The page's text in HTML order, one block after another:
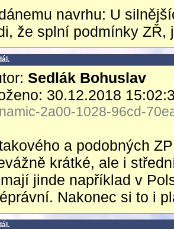
navrhu: U
že splní podmínky ZŘ,
Sedlák Bohuslav
30.12.2018
2a00-1028-96cd-
a podobných
krátké, ale i
jinde například v
Nakonec si to i